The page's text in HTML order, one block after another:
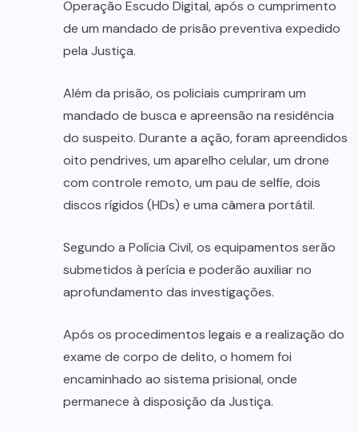
Operação Escudo Digital, após o cumprimento
de um mandado de prisão preventiva expedido
pela Justiça.
Além da prisão, os policiais cumpriram um
mandado de busca e apreensão na residência
do suspeito. Durante a ação, foram apreendidos
oito pendrives, um aparelho celular, um drone
com controle remoto, um pau de selfie, dois
discos rígidos (HDs) e uma câmera portátil.
Segundo a Polícia Civil, os equipamentos serão
submetidos à perícia e poderão auxiliar no
aprofundamento das investigações.
Após os procedimentos legais e a realização do
exame de corpo de delito, o homem foi
encaminhado ao sistema prisional, onde
permanece à disposição da Justiça.